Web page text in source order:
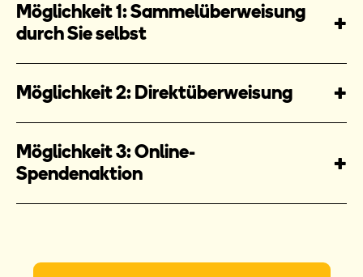
Möglichkeit 1: Sammelüberweisung
durch Sie selbst
Möglichkeit 2: Direktüberweisung
Möglichkeit 3: Online-
Spendenaktion